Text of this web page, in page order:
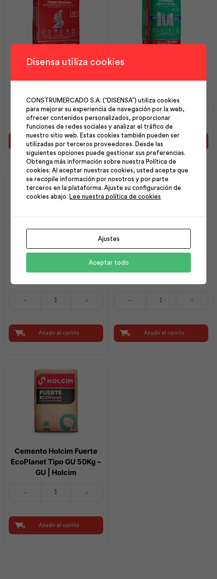
Bondex Premium
Bondex
Premium
Porcelanato
Intaco
cantidad
Añadir al carrito
Enlumax Capa Gruesa
Enlumax
Capa
Gruesa
250XA
W2
40KG
Intaco
cantidad
Añadir al carrito
Anchormax – 200 Gris
Gris
300ml
|
Añadir al carrito
Grout 30Kg – CEM | Sika
CEM
Sika
Añadir al carrito
Cemento Holcim Fuerte
EcoPlanet Tipo GU 50Kg –
GU | Holcim
EcoPlanet
Tipo
GU
Añadir al carrito
Disensa utiliza cookies
CONSTRUMERCADO S.A. (“DISENSA”) utiliza cookies
para mejorar su experiencia de navegación por la web,
ofrecer contenidos personalizados, proporcionar
funciones de redes sociales y analizar el tráfico de
nuestro sitio web. Estas cookies también pueden ser
utilizadas por terceros proveedores. Desde las
siguientes opciones puede gestionar sus preferencias.
Obtenga más información sobre nuestra Política de
cookies: Al aceptar nuestras cookies, usted acepta que
se recopile información por nosotros y por parte
terceros en la plataforma. Ajuste su configuración de
cookies abajo.
Lee nuestra política de cookies
Ajustes
Aceptar todo